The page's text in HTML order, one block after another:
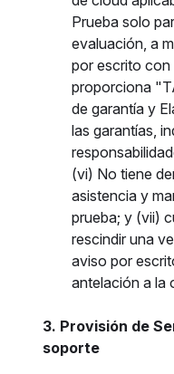
Prueba solo
evaluación, a
por escrito con
proporciona
de garantía y
las garantías,
(vi) No tiene
asistencia y
prueba; y (vii)
rescindir una
aviso por
antelación a la
3. Provisión de
soporte